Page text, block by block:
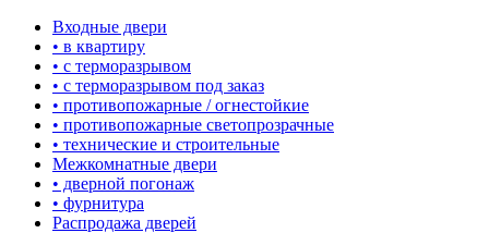
Входные двери
• в квартиру
• с терморазрывом
• с терморазрывом под заказ
• противопожарные / огнестойкие
• противопожарные светопрозрачные
• технические и строительные
Межкомнатные двери
• дверной погонаж
• фурнитура
Распродажа дверей